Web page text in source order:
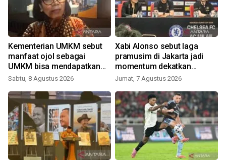
Kementerian UMKM sebut
manfaat ojol sebagai
UMKM bisa mendapatkan
KUR
Sabtu, 8 Agustus 2026
Xabi Alonso sebut laga
pramusim di Jakarta jadi
momentum dekatkan
Chelsea dengan penggemar
Jumat, 7 Agustus 2026